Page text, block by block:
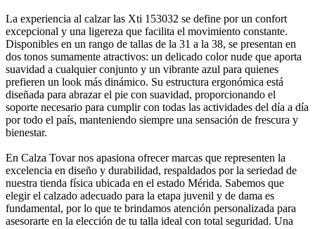
La experiencia al calzar las Xti 153032 se define por un confort
excepcional y una ligereza que facilita el movimiento constante.
Disponibles en un rango de tallas de la 31 a la 38, se presentan en
dos tonos sumamente atractivos: un delicado color nude que aporta
suavidad a cualquier conjunto y un vibrante azul para quienes
prefieren un look más dinámico. Su estructura ergonómica está
diseñada para abrazar el pie con suavidad, proporcionando el
soporte necesario para cumplir con todas las actividades del día a día
por todo el país, manteniendo siempre una sensación de frescura y
bienestar.
En Calza Tovar nos apasiona ofrecer marcas que representen la
excelencia en diseño y durabilidad, respaldados por la seriedad de
nuestra tienda física ubicada en el estado Mérida. Sabemos que
elegir el calzado adecuado para la etapa juvenil y de dama es
fundamental, por lo que te brindamos atención personalizada para
asesorarte en la elección de tu talla ideal con total seguridad. Una